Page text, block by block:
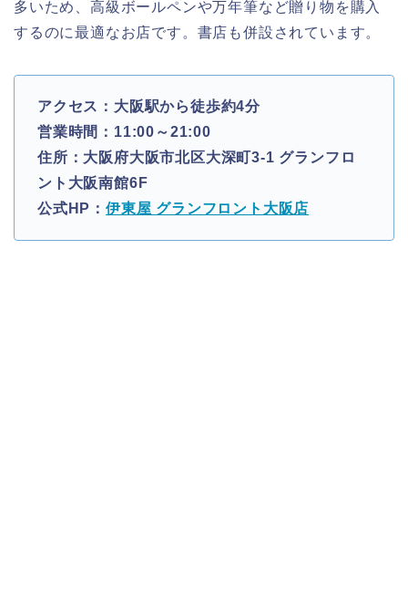
多いため、高級ボールペンや万年筆など贈り物を購入
するのに最適なお店です。書店も併設されています。
アクセス：大阪駅から徒歩約4分
営業時間：11:00～21:00
住所：大阪府大阪市北区大深町3-1 グランフロ
ント大阪南館6F
公式HP： 伊東屋 グランフロント大阪店